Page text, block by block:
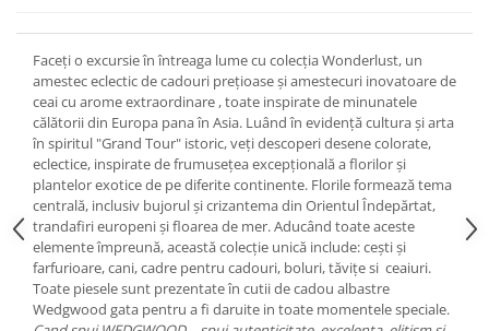
CELESTIAL PLATINUM
CORNUCOPIA
INTAGLIO
JASPER CONRAN GOLD
RENAISSANCE GOLD
ANTHEMION BLUE
BUTTERFLY BLOOM
OLD COUNTRY ROSES
PASHMINA
SIGNET PLATINUM
Faceți o excursie în întreaga lume cu colecția Wonderlust, un
amestec eclectic de cadouri prețioase și amestecuri inovatoare de
ceai cu arome extraordinare , toate inspirate de minunatele
călătorii din Europa pana în Asia. Luând în evidență cultura și arta
în spiritul "Grand Tour" istoric, veți descoperi desene colorate,
eclectice, inspirate de frumusețea excepțională a florilor și
plantelor exotice de pe diferite continente. Florile formează tema
centrală, inclusiv bujorul și crizantema din Orientul Îndepărtat,
trandafiri europeni și floarea de mer. Aducând toate aceste
elemente împreună, această colecție unică include: cești și
farfurioare, cani, cadre pentru cadouri, boluri, tăvițe si ceaiuri.
Toate piesele sunt prezentate în cutii de cadou albastre
Wedgwood gata pentru a fi daruite in toate momentele speciale.